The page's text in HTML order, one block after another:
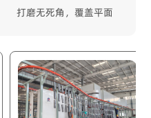
打磨无死角，覆盖平面